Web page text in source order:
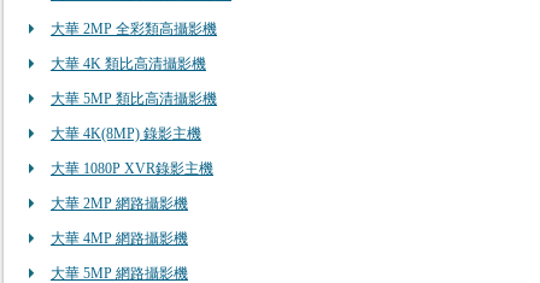
大華 2MP 全彩類高攝影機
大華 4K 類比高清攝影機
大華 5MP 類比高清攝影機
大華 4K(8MP) 錄影主機
大華 1080P XVR錄影主機
大華 2MP 網路攝影機
大華 4MP 網路攝影機
大華 5MP 網路攝影機